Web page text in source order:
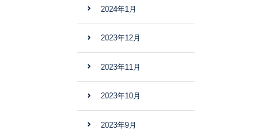
2024年1月
2023年12月
2023年11月
2023年10月
2023年9月